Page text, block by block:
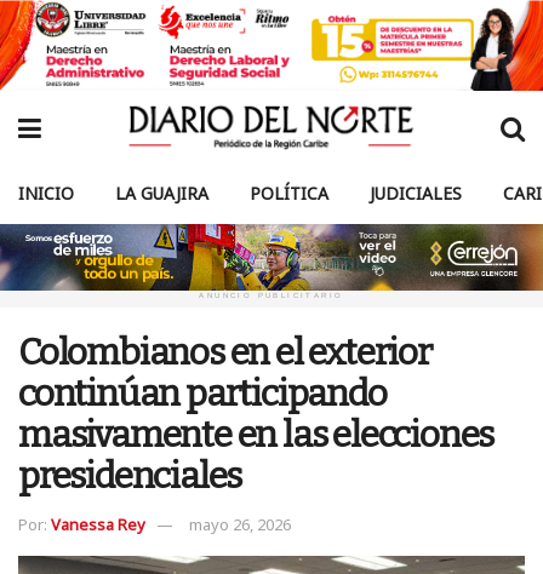
INICIO LA GUAJIRA POLÍTICA JUDICIALES
ANUNCIO PUBLICITARIO
Colombianos en el exterior
continúan participando
masivamente en las elecciones
presidenciales
Por: Vanessa Rey mayo 26, 2026